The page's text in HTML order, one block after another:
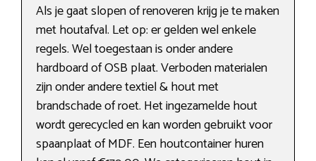
Als je gaat slopen of renoveren krijg je te maken
met houtafval. Let op: er gelden wel enkele
regels. Wel toegestaan is onder andere
hardboard of OSB plaat. Verboden materialen
zijn onder andere textiel & hout met
brandschade of roet. Het ingezamelde hout
wordt gerecycled en kan worden gebruikt voor
spaanplaat of MDF. Een houtcontainer huren